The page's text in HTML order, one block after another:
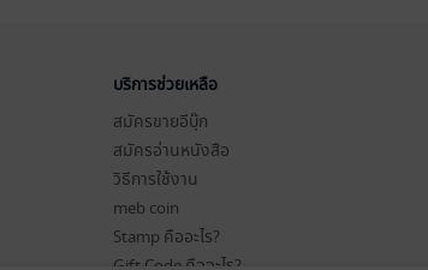
บริการช่วยเหลือ
สมัครขายอีบุ๊ก
สมัครอ่านหนังสือ
วิธีการใช้งาน
meb coin
Stamp คืออะไร?